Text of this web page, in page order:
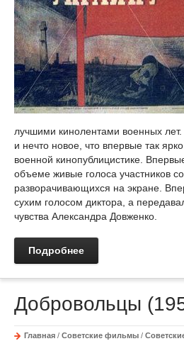
лучшими кинолентами военных
и нечто новое, что впервые так
военной кинопублицистике.
объеме живые голоса участников
разворачивающихся на экране.
сухим голосом диктора, а
чувства Александра Довженко.
Подробнее
Добровольцы
Главная / Советские фильмы /